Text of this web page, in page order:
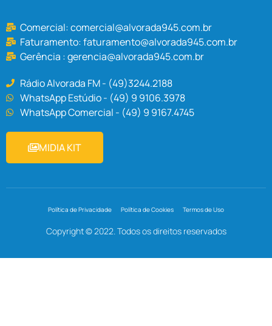
Comercial:comercial@alvorada945.com.br
Faturamento:faturamento@alvorada945.com.br
Gerência :gerencia@alvorada945.com.br
Rádio Alvorada FM - (49)3244.2188
WhatsApp Estúdio - (49) 9 9106.3978
WhatsApp Comercial - (49) 9 9167.4745
MIDIA KIT
Política de Privacidade Política de Cookies Termos de Uso
Copyright © 2022. Todos os direitos reservados